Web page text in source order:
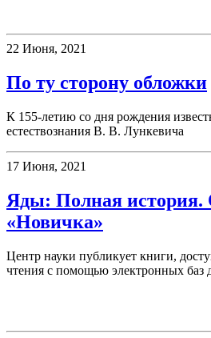
22 Июня, 2021
По ту сторону обложки
К 155-летию со дня рождения
естествознания В. В. Лункевича
17 Июня, 2021
Яды: Полная
«Новичка»
Центр науки публикует книги,
чтения с помощью электронных баз